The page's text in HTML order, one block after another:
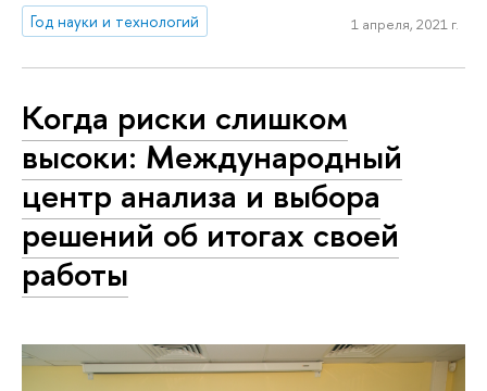
Год науки и технологий
1 апреля, 2021 г.
Когда риски слишком
высоки: Международный
центр анализа и выбора
решений об итогах своей
работы